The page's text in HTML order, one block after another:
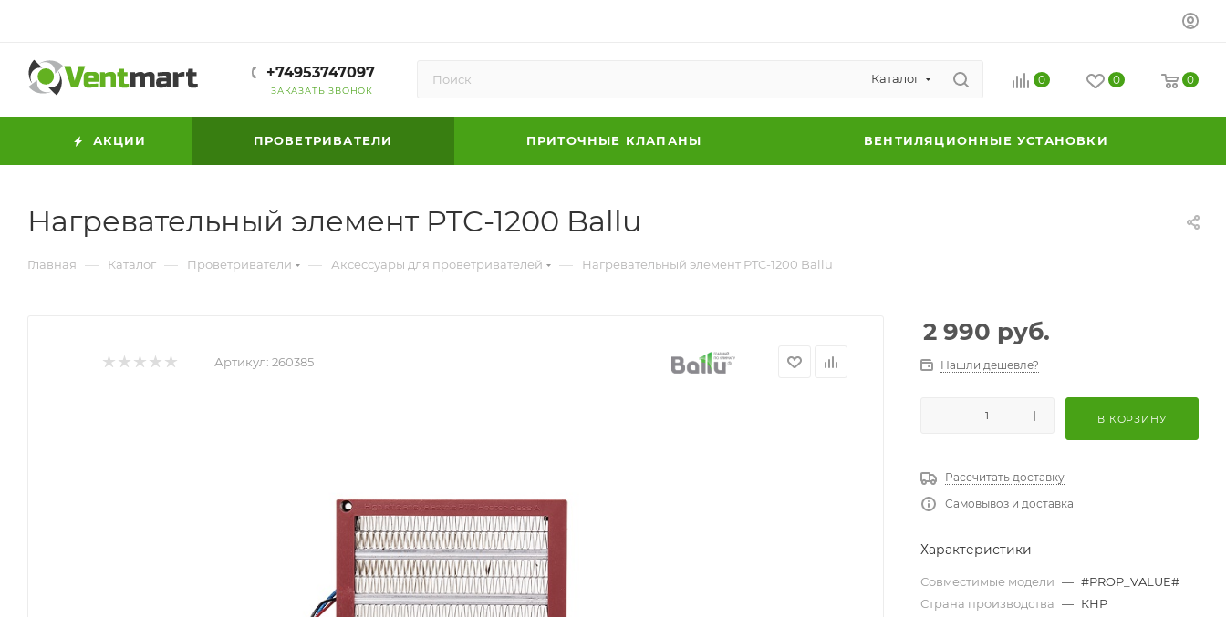
+74953747097
ЗАКАЗАТЬ ЗВОНОК
Каталог 0 0 0
АКЦИИ ПРОВЕТРИВАТЕЛИ ПРИТОЧНЫЕ КЛАПАНЫ ВЕНТИЛЯЦИОННЫЕ УСТАНОВКИ
Нагревательный элемент PTC-1200 Ballu
Главная — Каталог — Проветриватели — Аксессуары для проветривателей — Нагревательный элемент PTC-1200 Ballu
Артикул: 260385
2 990 руб.
Нашли дешевле?
В КОРЗИНУ
Рассчитать доставку
Самовывоз и доставка
Характеристики
Совместимые модели — #PROP_VALUE#
Страна производства — КНР